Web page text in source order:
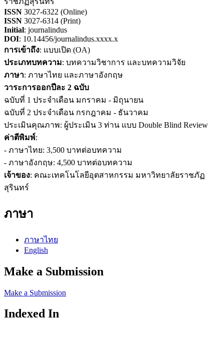
ISSN 3027-6322 (Online)
ISSN 3027-6314 (Print)
Initial: journalindus
DOI: 10.14456/journalindus.xxxx.x
การเข้าถึง: แบบเปิด (OA)
ประเภทบทความ: บทความวิชาการ และบทความวิจัย
ภาษา: ภาษาไทย และภาษาอังกฤษ
วาระการออกปีละ 2 ฉบับ
ฉบับที่ 1 ประจำเดือน มกราคม - มิถุนายน
ฉบับที่ 2 ประจำเดือน กรกฎาคม - ธันวาคม
ประเมินคุณภาพ: ผู้ประเมิน 3 ท่าน แบบ Double Blind Review
ค่าตีพิมพ์:
- ภาษาไทย: 3,500 บาทต่อบทความ
- ภาษาอังกฤษ: 4,500 บาทต่อบทความ
เจ้าของ: คณะเทคโนโลยีอุตสาหกรรม มหาวิทยาลัยราชภัฏ
สุรินทร์
ภาษา
ภาษาไทย
English
Make a Submission
Make a Submission
Indexed In